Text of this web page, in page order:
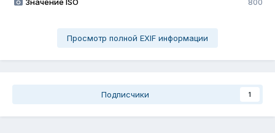
Значение ISO 800
Просмотр полной EXIF информации
Подписчики 1